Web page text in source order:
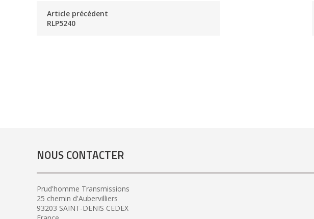
Article précédent
RLP5240
NOUS CONTACTER
Prud'homme Transmissions
25 chemin d'Aubervilliers
93203 SAINT-DENIS CEDEX